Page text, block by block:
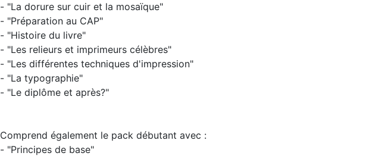
- "La dorure sur cuir et la mosaïque"
- "Préparation au CAP"
- "Histoire du livre"
- "Les relieurs et imprimeurs célèbres"
- "Les différentes techniques d'impression"
- "La typographie"
- "Le diplôme et après?"
Comprend également le pack débutant avec :
- "Principes de base"